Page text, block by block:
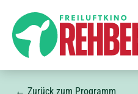
← Zurück zum Programm